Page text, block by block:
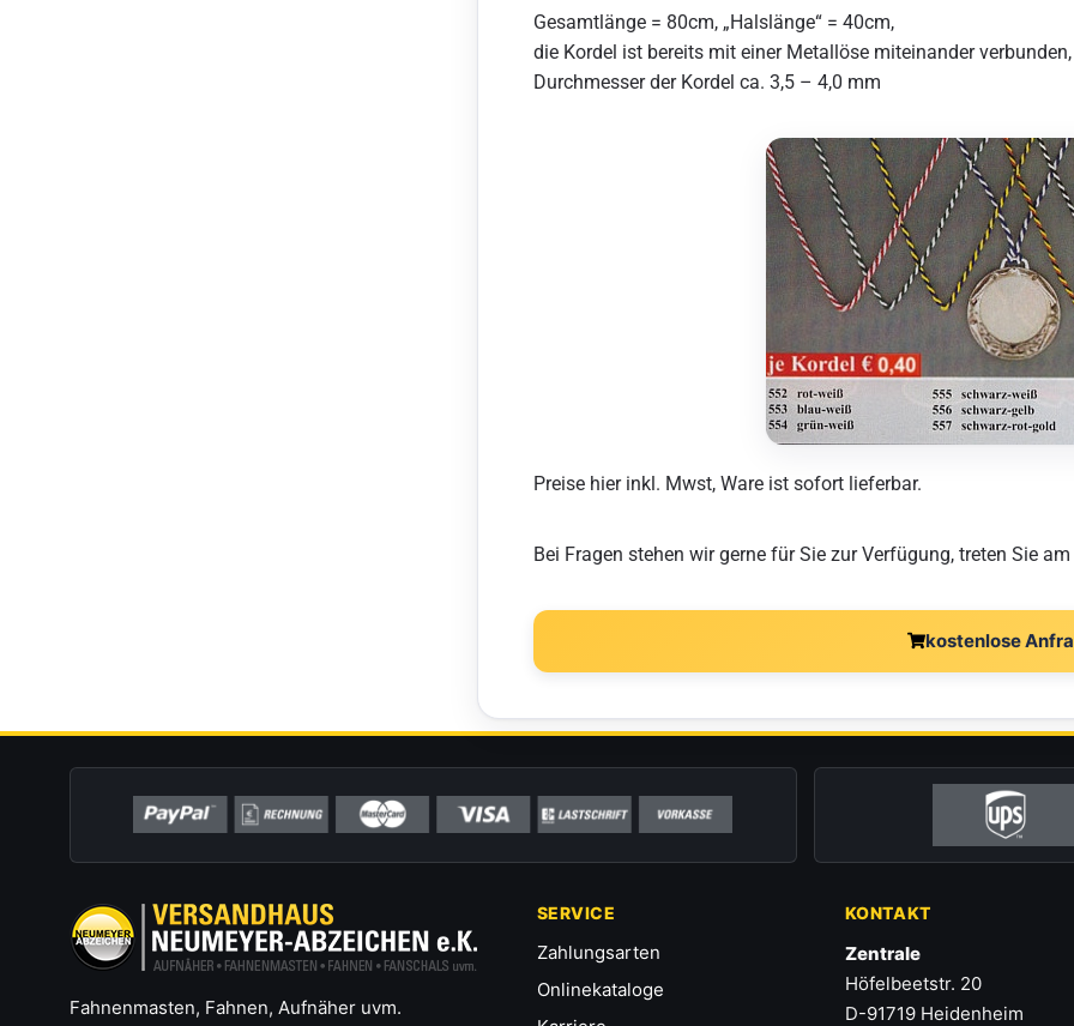
Gesamtlänge = 80cm, „Halslänge“ = 40cm,
die Kordel ist bereits mit einer Metallöse miteinander verbunden,
Durchmesser der Kordel ca. 3,5 – 4,0 mm
Preise hier inkl. Mwst, Ware ist sofort lieferbar.
Bei Fragen stehen wir gerne für Sie zur Verfügung, treten Sie
kostenlose
Fahnenmasten, Fahnen, Aufnäher uvm.
SERVICE
Zahlungsarten
Onlinekataloge
KONTAKT
Zentrale
Höfelbeetstr. 20
D-91719 Heidenheim